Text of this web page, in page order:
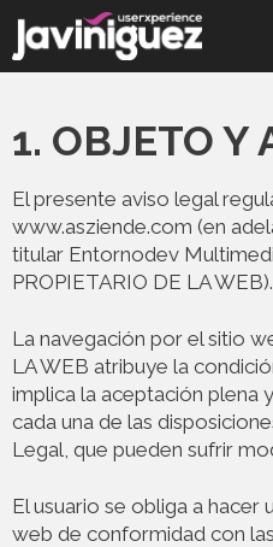
1. OBJETO Y
El presente aviso legal
www.asziende.com (en
titular Entornodev
PROPIETARIO DE LA WEB).
La navegación por el sitio
LA WEB atribuye la
implica la aceptación plena
cada una de las
Legal, que pueden sufrir
El usuario se obliga a
web de conformidad con